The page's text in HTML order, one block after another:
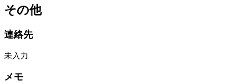
その他
連絡先
未入力
メモ